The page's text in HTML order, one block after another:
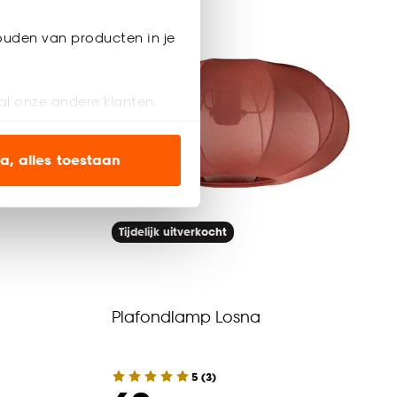
van producten in je
onze andere klanten.
om alleen de
wel of niet te
alles toestaan
Tijdelijk uitverkocht
Plafondlamp Losna
5 (3)